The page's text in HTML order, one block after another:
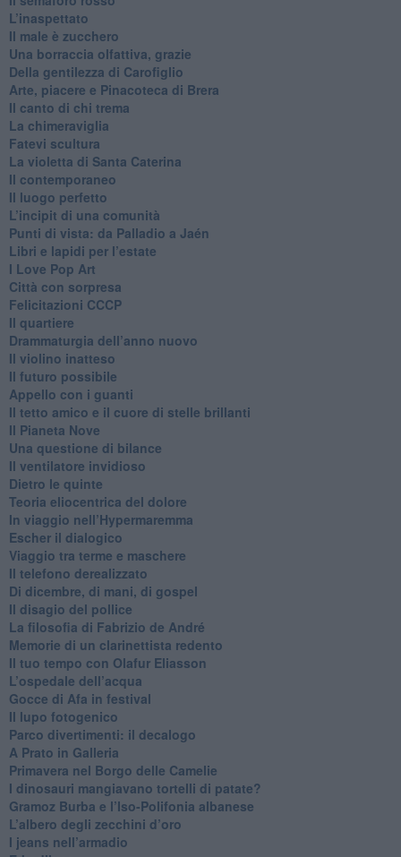
​L’inaspettato
​Il male è zucchero
​Una borraccia olfattiva, grazie
​Della gentilezza di Carofiglio
Arte, piacere e Pinacoteca di Brera
​Il canto di chi trema
La chimeraviglia
​Fatevi scultura
​La violetta di Santa Caterina
​Il contemporaneo
​Il luogo perfetto
​L’incipit di una comunità
Punti di vista: da Palladio a Jaén
​Libri e lapidi per l’estate
​I Love Pop Art
Città con sorpresa
Felicitazioni CCCP
​Il quartiere
​Drammaturgia dell’anno nuovo
​Il violino inatteso
​Il futuro possibile
​Appello con i guanti
​Il tetto amico e il cuore di stelle brillanti
​Il Pianeta Nove
​Una questione di bilance
​Il ventilatore invidioso
​Dietro le quinte
​Teoria eliocentrica del dolore
In viaggio nell’Hypermaremma
​Escher il dialogico
​Viaggio tra terme e maschere
Il telefono derealizzato
​Di dicembre, di mani, di gospel
​Il disagio del pollice
​La filosofia di Fabrizio de André
Memorie di un clarinettista redento
​Il tuo tempo con Olafur Eliasson
​L’ospedale dell’acqua
​Gocce di Afa in festival
​Il lupo fotogenico
​Parco divertimenti: il decalogo
​A Prato in Galleria
​Primavera nel Borgo delle Camelie
I dinosauri mangiavano tortelli di patate?
​Gramoz Burba e l’Iso-Polifonia albanese
L’albero degli zecchini d’oro
​I jeans nell’armadio